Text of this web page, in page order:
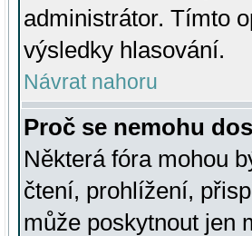
administrátor. Tímto
výsledky hlasování.
Návrat nahoru
Proč se nemohu
Některá fóra mohou
čtení, prohlížení,
může poskytnout jen